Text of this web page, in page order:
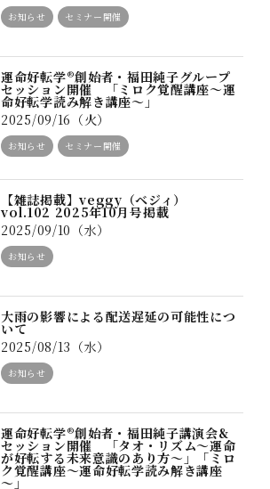
お知らせ セミナー開催
運命好転学®創始者・福田純子グループ
セッション開催 「ミロク覚醒講座～運
命好転学読み解き講座～」
2025/09/16（火）
お知らせ セミナー開催
【雑誌掲載】veggy（ベジィ）
vol.102 2025年10月号掲載
2025/09/10（水）
お知らせ
大雨の影響による配送遅延の可能性につ
いて
2025/08/13（水）
お知らせ
運命好転学®創始者・福田純子講演会&
セッション開催 「タオ・リズム～運命
が好転する未来意識のあり方～」「ミロ
ク覚醒講座～運命好転学読み解き講座
～」